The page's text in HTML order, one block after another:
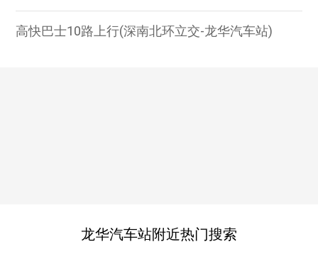
高快巴士10路上行(深南北环立交-龙华汽车站)
龙华汽车站附近热门搜索